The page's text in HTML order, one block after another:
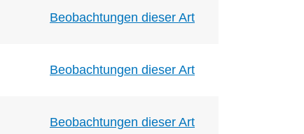
Beobachtungen dieser Art
Beobachtungen dieser Art
Beobachtungen dieser Art